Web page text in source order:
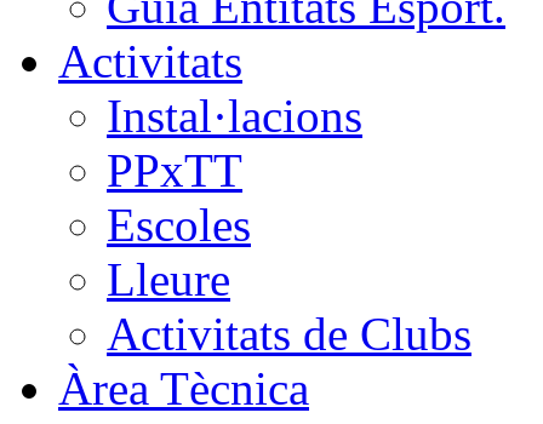
Activitats
Instal·lacions
PPxTT
Escoles
Lleure
Activitats de Clubs
Àrea Tècnica